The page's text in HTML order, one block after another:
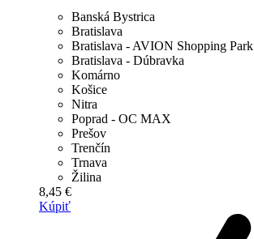
Banská Bystrica
Bratislava
Bratislava - AVION Shopping Park
Bratislava - Dúbravka
Komárno
Košice
Nitra
Poprad - OC MAX
Prešov
Trenčín
Trnava
Žilina
8,45 €
Kúpiť